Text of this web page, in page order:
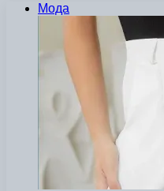
Мода